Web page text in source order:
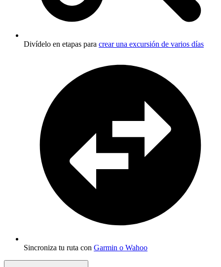
Divídelo en etapas para crear una excursión de varios días
Sincroniza tu ruta con Garmin o Wahoo